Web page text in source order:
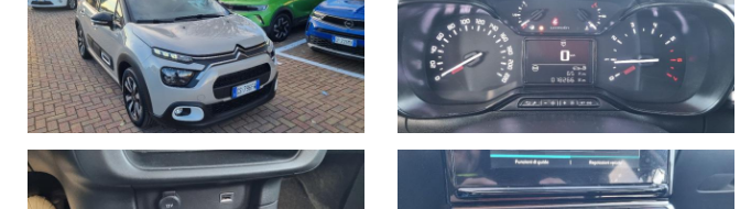
estremamente vantaggiosi;
che il veicolo sia disponibile per essere visto e provato.